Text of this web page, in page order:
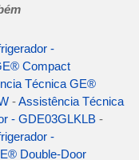
-
Compact
Técnica GE®
-Assistência Técnica
- GDE03GLKLB -
-
Double-Door